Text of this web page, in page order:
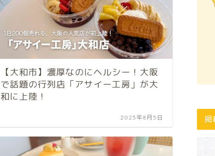
【大和市】濃厚なのにヘルシー！大阪
で話題の行列店「アサイー工房」が大
和に上陸！
2025年8月5日 掲